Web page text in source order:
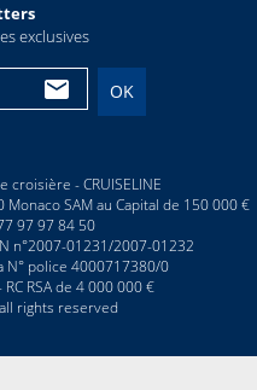
exclusives
OK
croisière - CRUISELINE
SAM au Capital de 150 000 €
97 97 84 50
n°2007-01231/2007-01232
N° police 4000717380/0
RSA de 4 000 000 €
rights reserved